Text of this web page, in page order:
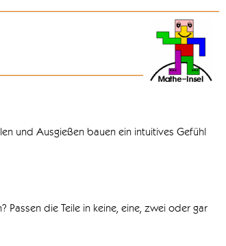
und Ausgießen bauen ein intuitives Gefühl
die Teile in keine, eine, zwei oder gar